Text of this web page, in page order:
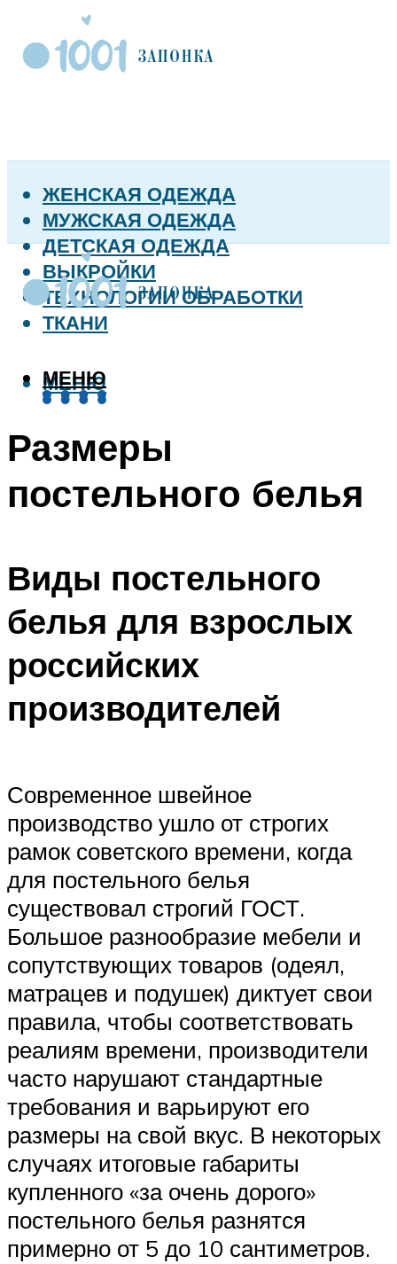
ЖЕНСКАЯ ОДЕЖДА
МУЖСКАЯ ОДЕЖДА
ДЕТСКАЯ ОДЕЖДА
ВЫКРОЙКИ
ТЕХНОЛОГИИ ОБРАБОТКИ
ТКАНИ
МЕНЮ
МЕНЮ
Размеры
постельного белья
Виды постельного
белья для взрослых
российских
производителей
Современное швейное
производство ушло от строгих
рамок советского времени, когда
для постельного белья
существовал строгий ГОСТ.
Большое разнообразие мебели и
сопутствующих товаров (одеял,
матрацев и подушек) диктует свои
правила, чтобы соответствовать
реалиям времени, производители
часто нарушают стандартные
требования и варьируют его
размеры на свой вкус. В некоторых
случаях итоговые габариты
купленного «за очень дорого»
постельного белья разнятся
примерно от 5 до 10 сантиметров.